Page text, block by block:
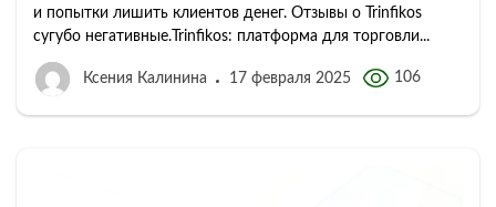
и попытки лишить клиентов денег. Отзывы о Trinfikos
сугубо негативные.Trinfikos: платформа для торговли...
Ксения Калинина 17 февраля 2025 106